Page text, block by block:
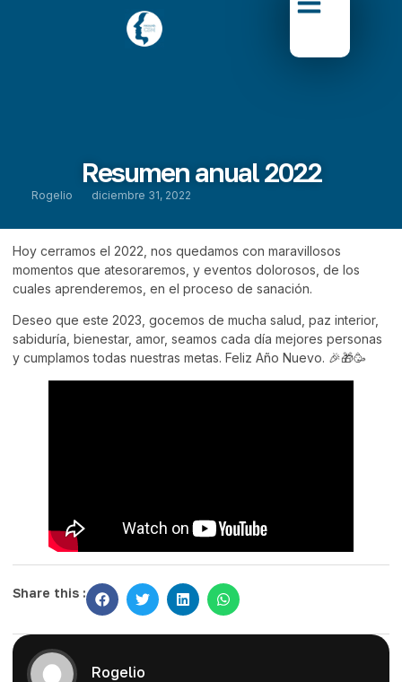
Resumen anual 2022
Rogelio diciembre 31, 2022
Hoy cerramos el 2022, nos quedamos con maravillosos
momentos que atesoraremos, y eventos dolorosos, de los
cuales aprenderemos, en el proceso de sanación.
Deseo que este 2023, gocemos de mucha salud, paz interior,
sabiduría, bienestar, amor, seamos cada día mejores personas
y cumplamos todas nuestras metas. Feliz Año Nuevo. 🎉🎁🥳
Share this :
Rogelio